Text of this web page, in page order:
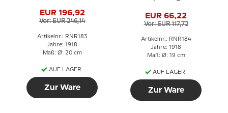
Teller, KONG HROAR
1893-19.
EUR 196,92
Vor: EUR 246,14
Artikelnr.: RNR183
Jahre: 1918
Maß: Ø: 20 cm
AUF LAGER
Zur Ware
Teller, 1219 - 15 JUNI -
1919.
EUR 66,22
Vor: EUR 117,72
Artikelnr.: RNR184
Jahre: 1918
Maß: Ø: 19 cm
AUF LAGER
Zur Ware